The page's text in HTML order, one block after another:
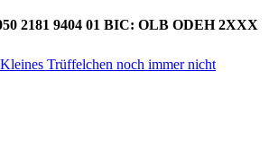
2181 9404 01 BIC: OLB ODEH 2XXX